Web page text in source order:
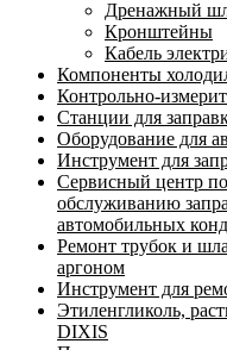
Дренажный
Кронштейны
Кабель
Компоненты
Контрольно-
Станции для
Оборудование для
Инструмент для
Сервисный центр
обслуживанию
автомобильных
Ремонт трубок и
аргоном
Инструмент для
Этиленгликоль,
DIXIS